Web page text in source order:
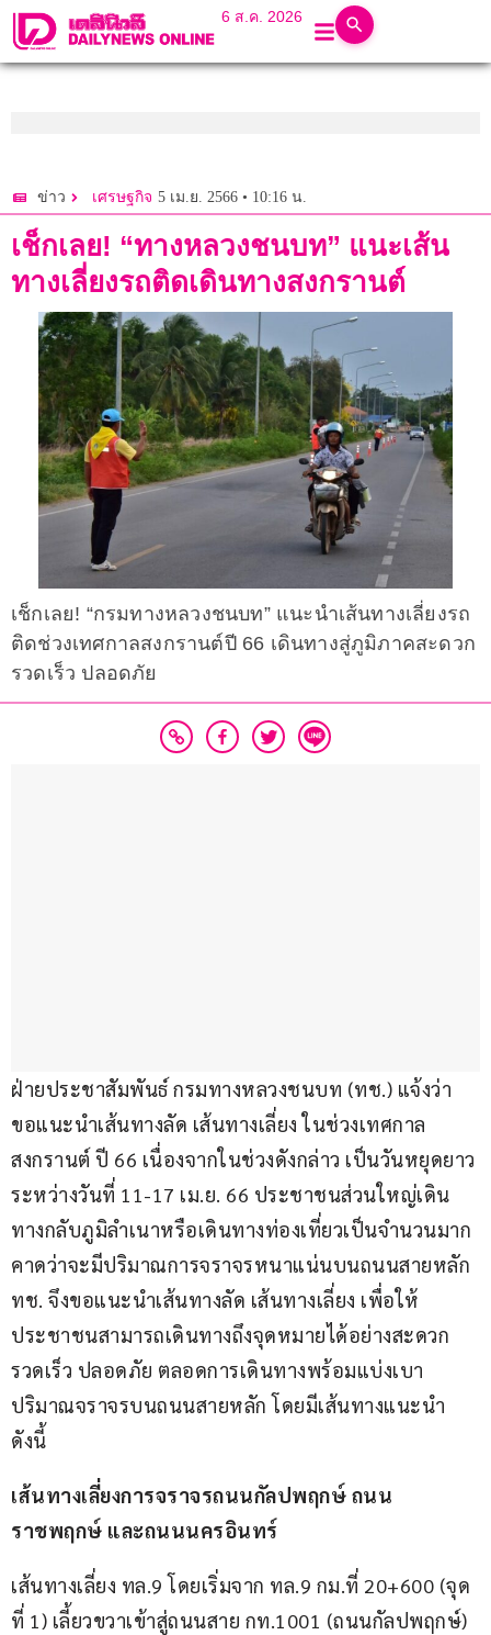
6 ส.ค. 2026
ข่าว เศรษฐกิจ 5 เม.ย. 2566 • 10:16 น.
เช็กเลย! “ทางหลวงชนบท” แนะเส้น
ทางเลี่ยงรถติดเดินทางสงกรานต์
เช็กเลย! “กรมทางหลวงชนบท” แนะนำเส้นทางเลี่ยงรถ
ติดช่วงเทศกาลสงกรานต์ปี 66 เดินทางสู่ภูมิภาคสะดวก
รวดเร็ว ปลอดภัย
ฝ่ายประชาสัมพันธ์ กรมทางหลวงชนบท (ทช.) แจ้งว่า
ขอแนะนำเส้นทางลัด เส้นทางเลี่ยง ในช่วงเทศกาล
สงกรานต์ ปี 66 เนื่องจากในช่วงดังกล่าว เป็นวันหยุดยาว
ระหว่างวันที่ 11-17 เม.ย. 66 ประชาชนส่วนใหญ่เดิน
ทางกลับภูมิลำเนาหรือเดินทางท่องเที่ยวเป็นจำนวนมาก
คาดว่าจะมีปริมาณการจราจรหนาแน่นบนถนนสายหลัก
ทช. จึงขอแนะนำเส้นทางลัด เส้นทางเลี่ยง เพื่อให้
ประชาชนสามารถเดินทางถึงจุดหมายได้อย่างสะดวก
รวดเร็ว ปลอดภัย ตลอดการเดินทางพร้อมแบ่งเบา
ปริมาณจราจรบนถนนสายหลัก โดยมีเส้นทางแนะนำ
ดังนี้
เส้นทางเลี่ยงการจราจรถนนกัลปพฤกษ์ ถนน
ราชพฤกษ์ และถนนนครอินทร์
เส้นทางเลี่ยง ทล.9 โดยเริ่มจาก ทล.9 กม.ที่ 20+600 (จุด
ที่ 1) เลี้ยวขวาเข้าสู่ถนนสาย กท.1001 (ถนนกัลปพฤกษ์)